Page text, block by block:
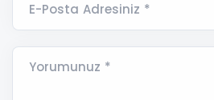
E-Posta Adresiniz *
Yorumunuz *